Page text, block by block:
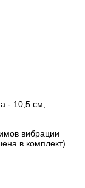
- 10,5 см,
вибрации
в комплект)